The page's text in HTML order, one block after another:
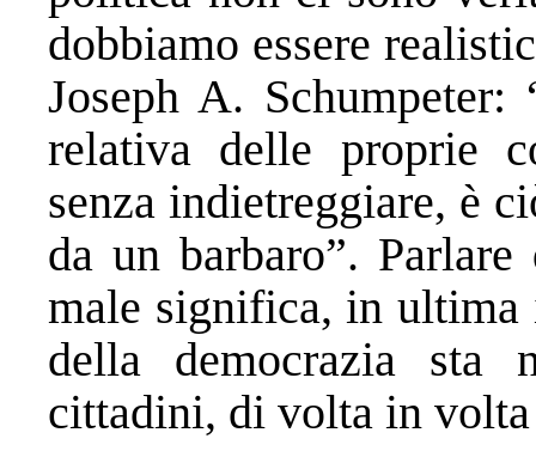
dobbiamo essere
Joseph A.
relativa delle proprie
senza indietreggiare, è
da un barbaro”.
male significa, in ultima
della democrazia
cittadini, di volta in